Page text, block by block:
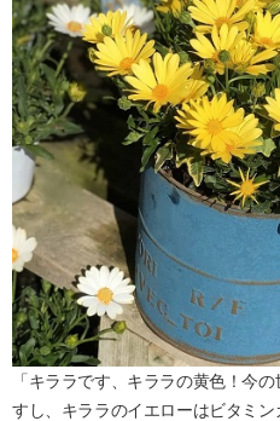
「キララです、キララの黄色！今
すし、キララのイエローはビタミ